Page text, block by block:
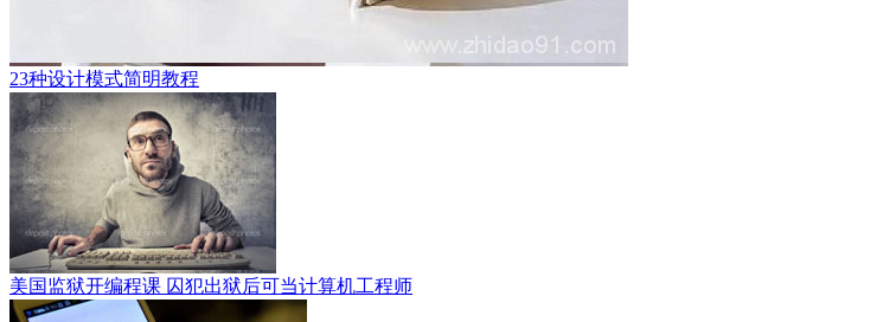
23种设计模式简明教程
美国监狱开编程课 囚犯出狱后可当计算机工程师